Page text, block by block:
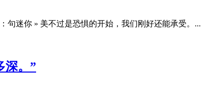
迷你 » 美不过是恐惧的开始，我们刚好还能承受。...
深。”